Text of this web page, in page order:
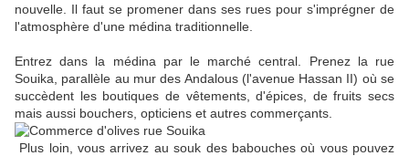
nouvelle. Il faut se promener dans ses rues pour s'imprégner de
l'atmosphère d'une médina traditionnelle.
Entrez dans la médina par le marché central. Prenez la rue
Souika, parallèle au mur des Andalous (l'avenue Hassan II) où se
succèdent les boutiques de vêtements, d'épices, de fruits secs
mais aussi bouchers, opticiens et autres commerçants.
Plus loin, vous arrivez au souk des babouches où vous pouvez